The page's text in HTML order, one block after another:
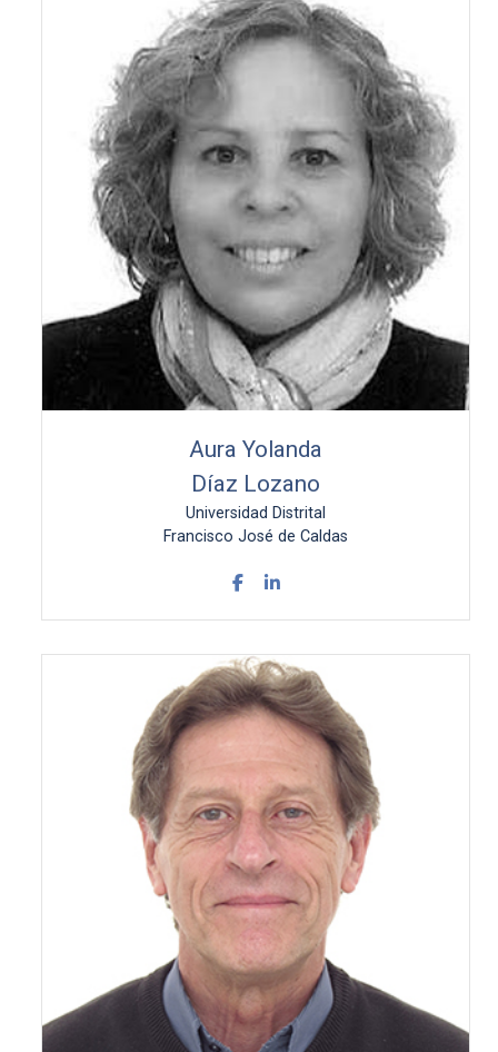
Aura Yolanda
Díaz Lozano
Universidad Distrital
Francisco José de Caldas